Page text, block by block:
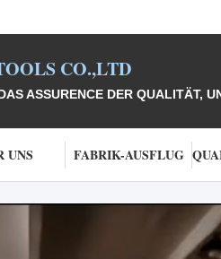
CO.,LTD
ASSURENCE DER QUALITÄT,
UNS FABRIK-AUSFLUG